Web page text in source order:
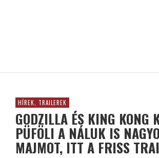
HÍREK, TRAILEREK
GODZILLA ÉS KING KONG
PÜFÖLI A NÁLUK IS
MAJMOT, ITT A FRISS